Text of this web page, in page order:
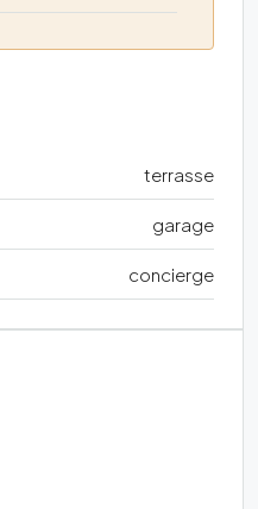
terrasse
garage
concierge